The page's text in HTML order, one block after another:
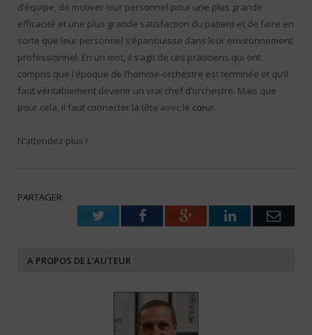
d’équipe, de motiver leur personnel pour une plus grande
efficacité et une plus grande satisfaction du patient et de faire en
sorte que leur personnel s’épanouisse dans leur environnement
professionnel. En un mot, il s’agit de ces praticiens qui ont
compris que l’époque de l’homme-orchestre est terminée et qu’il
faut véritablement devenir un vrai chef d’orchestre. Mais que
pour cela, il faut connecter la tête avec le cœur.
N’attendez plus !
PARTAGER
TwitterFacebookGoogle+LinkedIn
A PROPOS DE L'AUTEUR